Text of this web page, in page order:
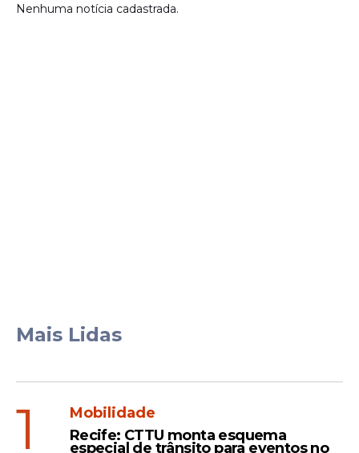
Nenhuma notícia cadastrada.
Mais Lidas
1
Mobilidade
Recife: CTTU monta esquema
especial de trânsito para eventos no